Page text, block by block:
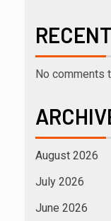
No comments
August 2026
July 2026
June 2026